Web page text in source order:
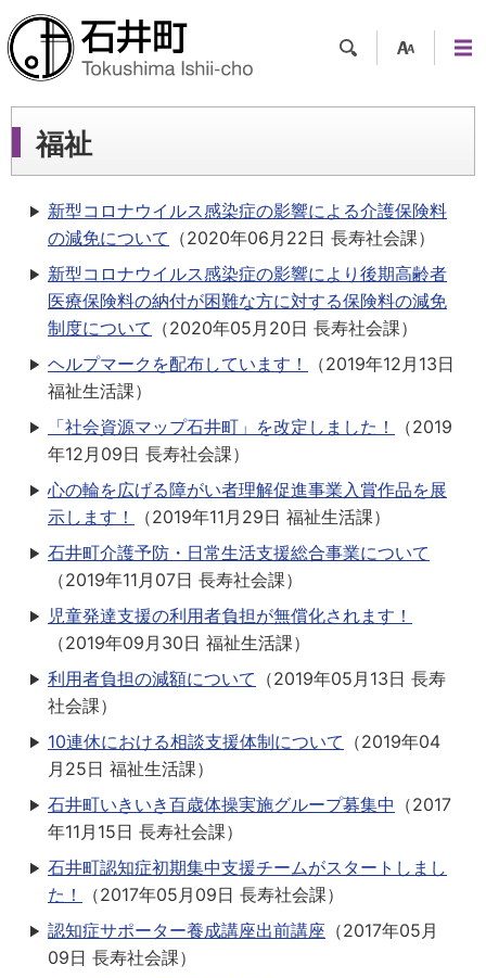
ツー
ュー
福祉
新型コロナウイルス感染症の影響による介護保険料
の減免について （2020年06月22日 長寿社会課）
新型コロナウイルス感染症の影響により後期高齢者
医療保険料の納付が困難な方に対する保険料の減免
制度について （2020年05月20日 長寿社会課）
ヘルプマークを配布しています！
（2019年12月13日
福祉生活課）
「社会資源マップ石井町」を改定しました！
（2019
年12月09日 長寿社会課）
心の輪を広げる障がい者理解促進事業入賞作品を展
示します！
（2019年11月29日 福祉生活課）
石井町介護予防・日常生活支援総合事業について
（2019年11月07日 長寿社会課）
児童発達支援の利用者負担が無償化されます！
（2019年09月30日 福祉生活課）
利用者負担の減額について （2019年05月13日 長寿
社会課）
10連休における相談支援体制について （2019年04
月25日 福祉生活課）
石井町いきいき百歳体操実施グループ募集中 （2017
年11月15日 長寿社会課）
石井町認知症初期集中支援チームがスタートしまし
た！
（2017年05月09日 長寿社会課）
認知症サポーター養成講座出前講座 （2017年05月
09日 長寿社会課）